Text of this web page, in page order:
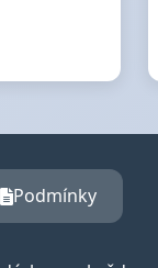
Podmínky